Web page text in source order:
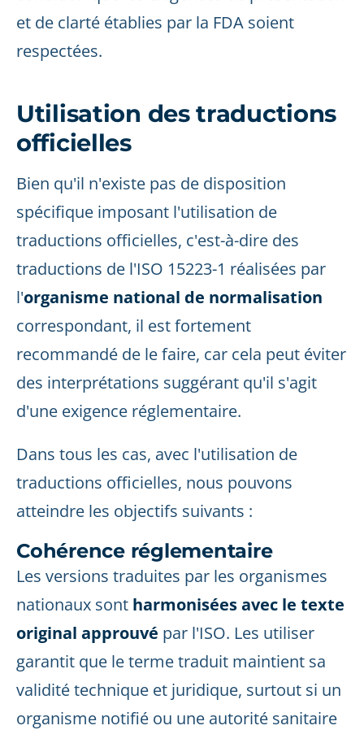
et de clarté établies par la FDA soient
respectées.
Utilisation des traductions
officielles
Bien qu'il n'existe pas de disposition
spécifique imposant l'utilisation de
traductions officielles, c'est-à-dire des
traductions de l'ISO 15223-1 réalisées par
l'organisme national de normalisation
correspondant, il est fortement
recommandé de le faire, car cela peut éviter
des interprétations suggérant qu'il s'agit
d'une exigence réglementaire.
Dans tous les cas, avec l'utilisation de
traductions officielles, nous pouvons
atteindre les objectifs suivants :
Cohérence réglementaire
Les versions traduites par les organismes
nationaux sont harmonisées avec le texte
original approuvé par l'ISO. Les utiliser
garantit que le terme traduit maintient sa
validité technique et juridique, surtout si un
organisme notifié ou une autorité sanitaire